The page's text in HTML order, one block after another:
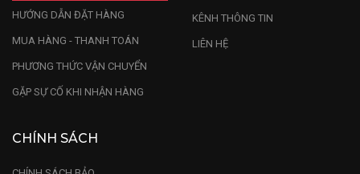
HƯỚNG DẪN ĐẶT HÀNG
MUA HÀNG - THANH TOÁN
PHƯƠNG THỨC VẬN CHUYỂN
GẶP SỰ CỐ KHI NHẬN HÀNG
KÊNH THÔNG TIN
LIÊN HỆ
CHÍNH SÁCH